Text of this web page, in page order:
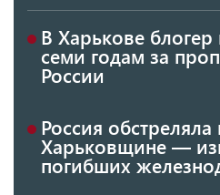
В Харькове
семи годам за
России
Россия обстреляла
Харьковщине —
погибших